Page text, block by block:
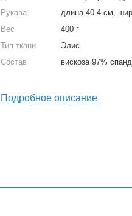
Рукава
длина 40.4 см,
Вес
400 г
Тип ткани
Элис
Состав
вискоза 97%
Подробное описание